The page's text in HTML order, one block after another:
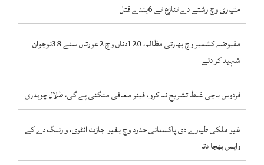
مٹیاری وچ رشتے دے تنازع تے 6بندے قتل
مقبوضہ کشمیر وچ بھارتی مظالم، 120دناں وچ 2عورتاں سنے 38نوجوان
شہید کر دتے
فردوس باجی غلط تشریح نہ کرو، فیئر معافی منگنی پے گی، طلال چوہدری
غیر ملکی طیارے دی پاکستانی حدود وچ بغیر اجازت انٹری، وارننگ دے کے
واپس بھجا دتا